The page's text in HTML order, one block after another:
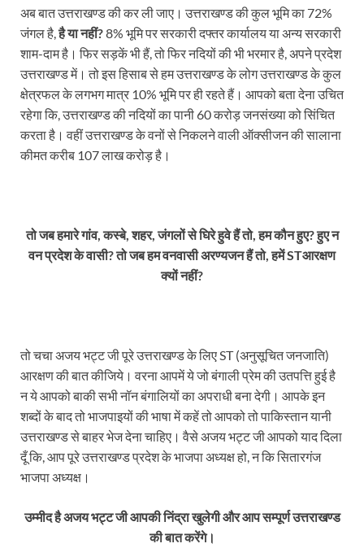
अब बात उत्तराखण्ड की कर ली जाए। उत्तराखण्ड की कुल भूमि का 72%
जंगल है,है या नहीं?8% भूमि पर सरकारी दफ्तर कार्यालय या अन्य सरकारी
शाम-दाम है। फिर सड़कें भी हैं, तो फिर नदियों की भी भरमार है, अपने प्रदेश
उत्तराखण्ड में। तो इस हिसाब से हम उत्तराखण्ड के लोग उत्तराखण्ड के कुल
क्षेत्रफल के लगभग मात्र 10% भूमि पर ही रहते हैं। आपको बता देना उचित
रहेगा कि, उत्तराखण्ड की नदियों का पानी 60 करोड़ जनसंख्या को सिंचित
करता है। वहीं उत्तराखण्ड के वनों से निकलने वाली ऑक्सीजन की सालाना
कीमत करीब 107 लाख करोड़ है।
तो जब हमारे गांव, कस्बे, शहर, जंगलों से घिरे हुवे हैं तो, हम कौन हुए? हुए न
वन प्रदेश के वासी? तो जब हम वनवासी अरण्यजन हैं तो, हमें STआरक्षण
क्यों नहीं?
तो चचा अजय भट्ट जी पूरे उत्तराखण्ड के लिए ST (अनुसूचित जनजाति)
आरक्षण की बात कीजिये। वरना आपमें ये जो बंगाली प्रेम की उतपत्ति हुई है
न ये आपको बाकी सभी नॉन बंगालियों का अपराधी बना देगी। आपके इन
शब्दों के बाद तो भाजपाइयों की भाषा में कहें तो आपको तो पाकिस्तान यानी
उत्तराखण्ड से बाहर भेज देना चाहिए। वैसे अजय भट्ट जी आपको याद दिला
दूँ कि, आप पूरे उत्तराखण्ड प्रदेश के भाजपा अध्यक्ष हो, न कि सितारगंज
भाजपा अध्यक्ष।
उम्मीद है अजय भट्ट जी आपकी निंद्रा खुलेगी और आप सम्पूर्ण उत्तराखण्ड
की बात करेंगे।